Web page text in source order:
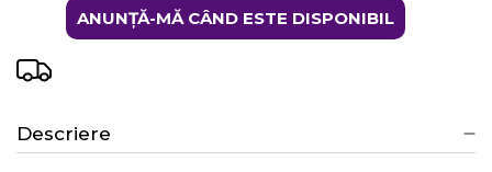
ANUNȚĂ-MĂ CÂND ESTE DISPONIBIL
Descriere